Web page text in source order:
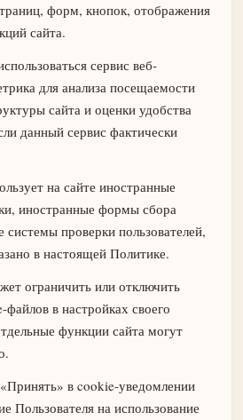
форм, кнопок, отображения
сайта.
сервис веб-
для анализа посещаемости
сайта и оценки удобства
данный сервис фактически
на сайте иностранные
иностранные формы сбора
системы проверки пользователей,
в настоящей Политике.
ограничить или отключить
в настройках своего
функции сайта могут
в cookie-уведомлении
Пользователя на использование